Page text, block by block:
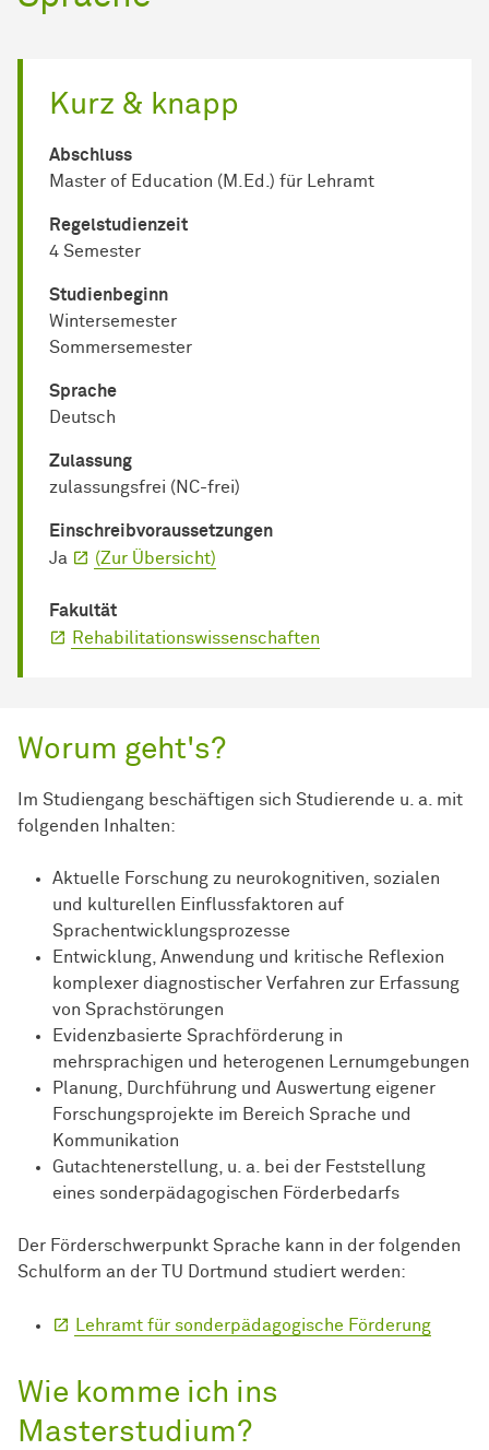
Kurz & knapp
Abschluss
Master of Education (M.Ed.) für Lehramt
Regel­studienzeit
4 Semester
Studienbeginn
Wintersemester
Sommersemester
Sprache
Deutsch
Zulassung
zulassungsfrei (NC-frei)
Einschreib­voraussetzungen
Ja
(Zur Übersicht)
Fakultät
Rehabilitationswissenschaften
Worum geht's?
Im Studiengang beschäftigen sich Studierende u. a. mit
folgenden Inhalten:
Aktuelle Forschung zu neurokognitiven, sozialen
und kulturellen Einflussfaktoren auf
Sprachentwicklungsprozesse
Entwicklung, Anwendung und kritische Reflexion
komplexer diagnostischer Verfahren zur Erfassung
von Sprachstörungen
Evidenzbasierte Sprachförderung in
mehrsprachigen und heterogenen Lernumgebungen
Planung, Durchführung und Auswertung eigener
Forschungsprojekte im Bereich Sprache und
Kommunikation
Gutachtenerstellung, u. a. bei der Feststellung
eines sonderpädagogischen Förderbedarfs
Der Förderschwerpunkt Sprache kann in der folgenden
Schulform an der TU Dortmund studiert werden:
Lehramt für sonderpädagogische Förderung
Wie komme ich ins
Masterstudium?